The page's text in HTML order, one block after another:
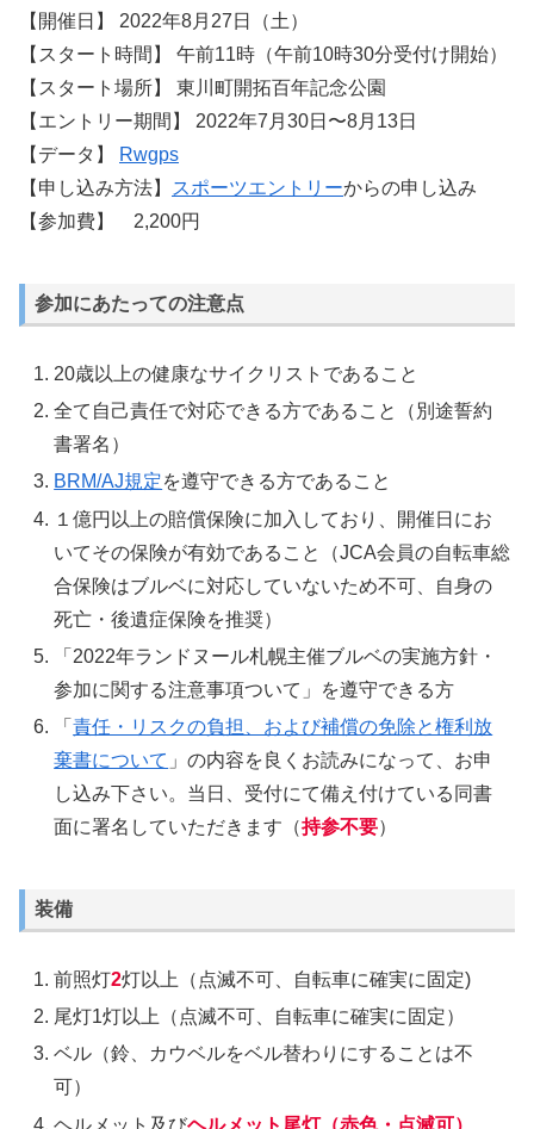
【開催日】 2022年8月27日（土）
【スタート時間】 午前11時（午前10時30分受付け開始）
【スタート場所】 東川町開拓百年記念公園
【エントリー期間】 2022年7月30日〜8月13日
【データ】
Rwgps
【申し込み方法】
スポーツエントリーからの申し込み
【参加費】 2,200円
参加にあたっての注意点
20歳以上の健康なサイクリストであること
全て自己責任で対応できる方であること（別途誓約
書署名）
BRM/AJ規定を遵守できる方であること
１億円以上の賠償保険に加入しており、開催日にお
いてその保険が有効であること（JCA会員の自転車総
合保険はブルベに対応していないため不可、自身の
死亡・後遺症保険を推奨）
「2022年ランドヌール札幌主催ブルベの実施方針・
参加に関する注意事項ついて」を遵守できる方
「責任・リスクの負担、および補償の免除と権利放
棄書について 」の内容を良くお読みになって、お申
し込み下さい。当日、受付にて備え付けている同書
面に署名していただきます（持参不要）
装備
前照灯2灯以上（点滅不可、自転車に確実に固定)
尾灯1灯以上（点滅不可、自転車に確実に固定）
ベル（鈴、カウベルをベル替わりにすることは不
可）
ヘルメット及びヘルメット尾灯（赤色・点滅可）